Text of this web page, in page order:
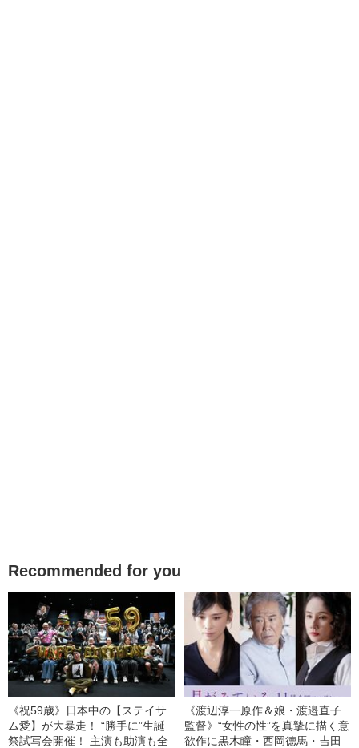
Recommended for you
《祝59歳》日本中の【ステイサ
ム愛】が大暴走！ “勝手に”生誕
祭試写会開催！ 主演も助演も全
《渡辺淳一原作＆娘・渡邉直子
監督》“女性の性”を真摯に描く意
欲作に黒木瞳・西岡德馬・吉田